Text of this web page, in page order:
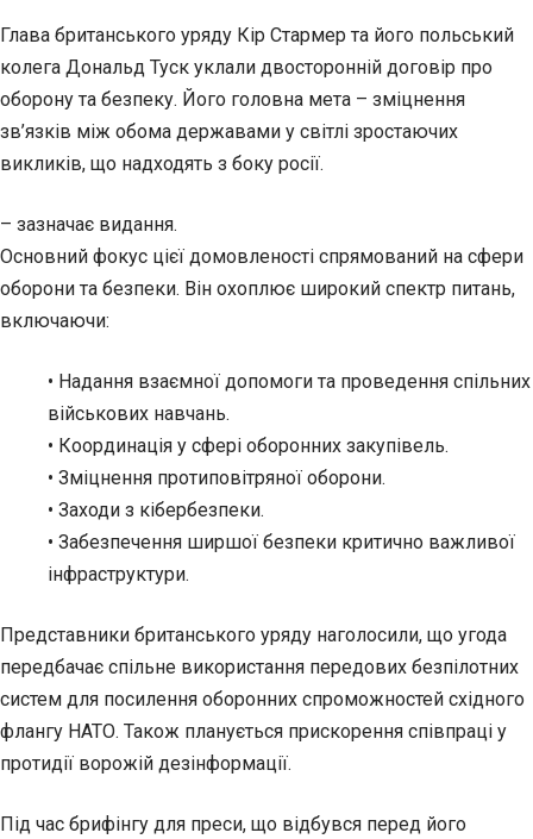
Глава британського уряду Кір Стармер та його польський
колега Дональд Туск уклали двосторонній договір про
оборону та безпеку. Його головна мета – зміцнення
зв’язків між обома державами у світлі зростаючих
викликів, що надходять з боку росії.
– зазначає видання.
Основний фокус цієї домовленості спрямований на сфери
оборони та безпеки. Він охоплює широкий спектр питань,
включаючи:
• Надання взаємної допомоги та проведення спільних
військових навчань.
• Координація у сфері оборонних закупівель.
• Зміцнення протиповітряної оборони.
• Заходи з кібербезпеки.
• Забезпечення ширшої безпеки критично важливої
інфраструктури.
Представники британського уряду наголосили, що угода
передбачає спільне використання передових безпілотних
систем для посилення оборонних спроможностей східного
флангу НАТО. Також планується прискорення співпраці у
протидії ворожій дезінформації.
Під час брифінгу для преси, що відбувся перед його